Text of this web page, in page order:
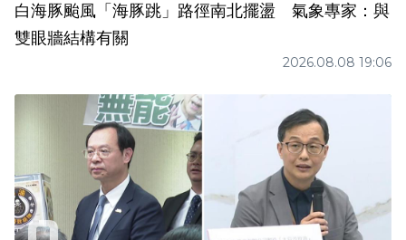
白海豚颱風「海豚跳」路徑南北擺盪 氣象專家：與
雙眼牆結構有關
2026.08.08 19:06